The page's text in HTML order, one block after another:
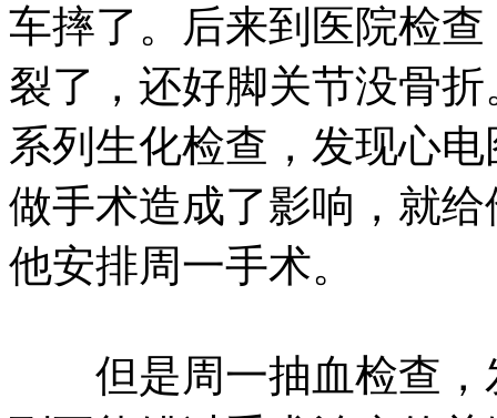
车摔了。后来到医院检
裂了，还好脚关节没骨
系列生化检查，发现心
做手术造成了影响，就
他安排周一手术。
但是周一抽血检查，